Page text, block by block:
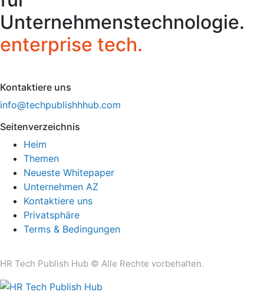
Unternehmenstechnologie.
enterprise tech.
Kontaktiere uns
info@techpublishhhub.com
Seitenverzeichnis
Heim
Themen
Neueste Whitepaper
Unternehmen AZ
Kontaktiere uns
Privatsphäre
Terms & Bedingungen
HR Tech Publish Hub © Alle Rechte vorbehalten.